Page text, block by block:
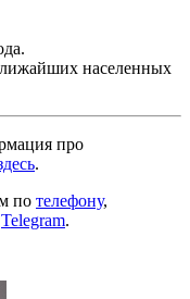
населенных
про
.
по телефону,
Telegram.